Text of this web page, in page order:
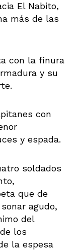
El Nabito,
más de las
con la finura
y su
con
y espada.
soldados
que de
agudo,
del
los
la espesa